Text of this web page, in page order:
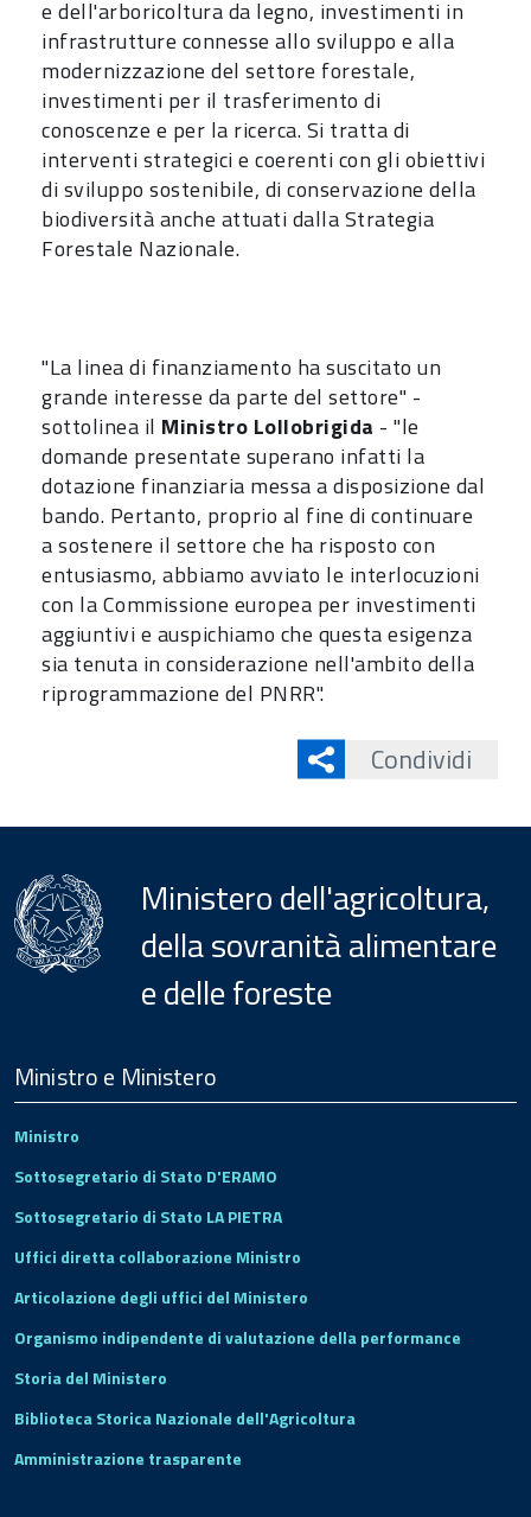
e dell'arboricoltura da legno, investimenti in
infrastrutture connesse allo sviluppo e alla
modernizzazione del settore forestale,
investimenti per il trasferimento di
conoscenze e per la ricerca. Si tratta di
interventi strategici e coerenti con gli obiettivi
di sviluppo sostenibile, di conservazione della
biodiversità anche attuati dalla Strategia
Forestale Nazionale.
"La linea di finanziamento ha suscitato un
grande interesse da parte del settore" -
sottolinea il Ministro Lollobrigida - "le
domande presentate superano infatti la
dotazione finanziaria messa a disposizione dal
bando. Pertanto, proprio al fine di continuare
a sostenere il settore che ha risposto con
entusiasmo, abbiamo avviato le interlocuzioni
con la Commissione europea per investimenti
aggiuntivi e auspichiamo che questa esigenza
sia tenuta in considerazione nell'ambito della
riprogrammazione del PNRR".
Condividi
Ministero dell'agricoltura,
della sovranità alimentare
e delle foreste
Footer
Ministro e Ministero
Ministro
Sottosegretario di Stato D'ERAMO
Sottosegretario di Stato LA PIETRA
Uffici diretta collaborazione Ministro
Articolazione degli uffici del Ministero
Organismo indipendente di valutazione della performance
Storia del Ministero
Biblioteca Storica Nazionale dell'Agricoltura
Amministrazione trasparente